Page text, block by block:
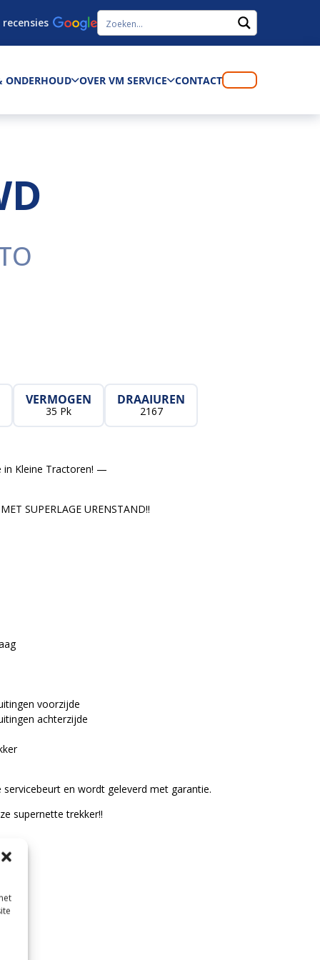
recensies
ONDERHOUD OVER VM SERVICE CONTACT
VERMOGEN
35 Pk
DRAAIUREN
2167
in Kleine Tractoren! —
SUPERLAGE URENSTAND!!
voorzijde
achterzijde
en wordt geleverd met garantie.
supernette trekker!!